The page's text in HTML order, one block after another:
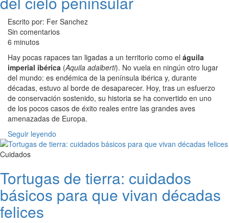
Escrito por: Fer Sanchez
Sin comentarios
6 minutos
Hay pocas rapaces tan ligadas a un territorio como el águila
imperial ibérica (Aquila adalberti). No vuela en ningún otro lugar
del mundo: es endémica de la península ibérica y, durante
décadas, estuvo al borde de desaparecer. Hoy, tras un esfuerzo
de conservación sostenido, su historia se ha convertido en uno
de los pocos casos de éxito reales entre las grandes aves
amenazadas de Europa.
Seguir leyendo
Cuidados
Tortugas de tierra: cuidados
básicos para que vivan décadas
felices